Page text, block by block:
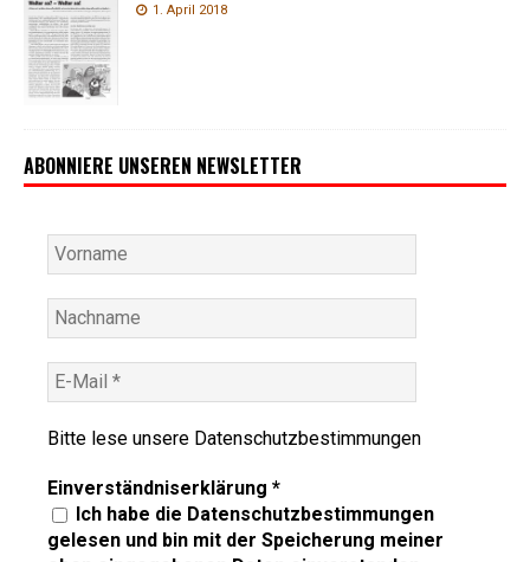
1. April 2018
ABONNIERE UNSEREN NEWSLETTER
Bitte lese unsere Datenschutzbestimmungen
Einverständniserklärung *
Ich habe die Datenschutzbestimmungen
gelesen und bin mit der Speicherung meiner